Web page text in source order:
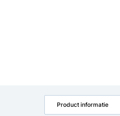
Product informatie